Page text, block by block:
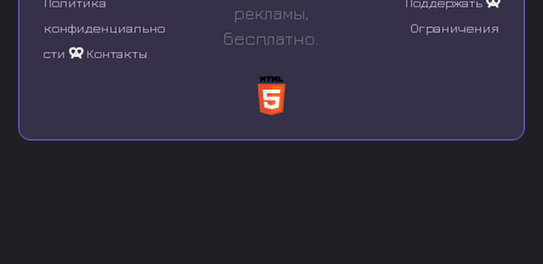
d
конфиденциально
сти
Контакты
рeкламы,
бесплатно.
Ограничения